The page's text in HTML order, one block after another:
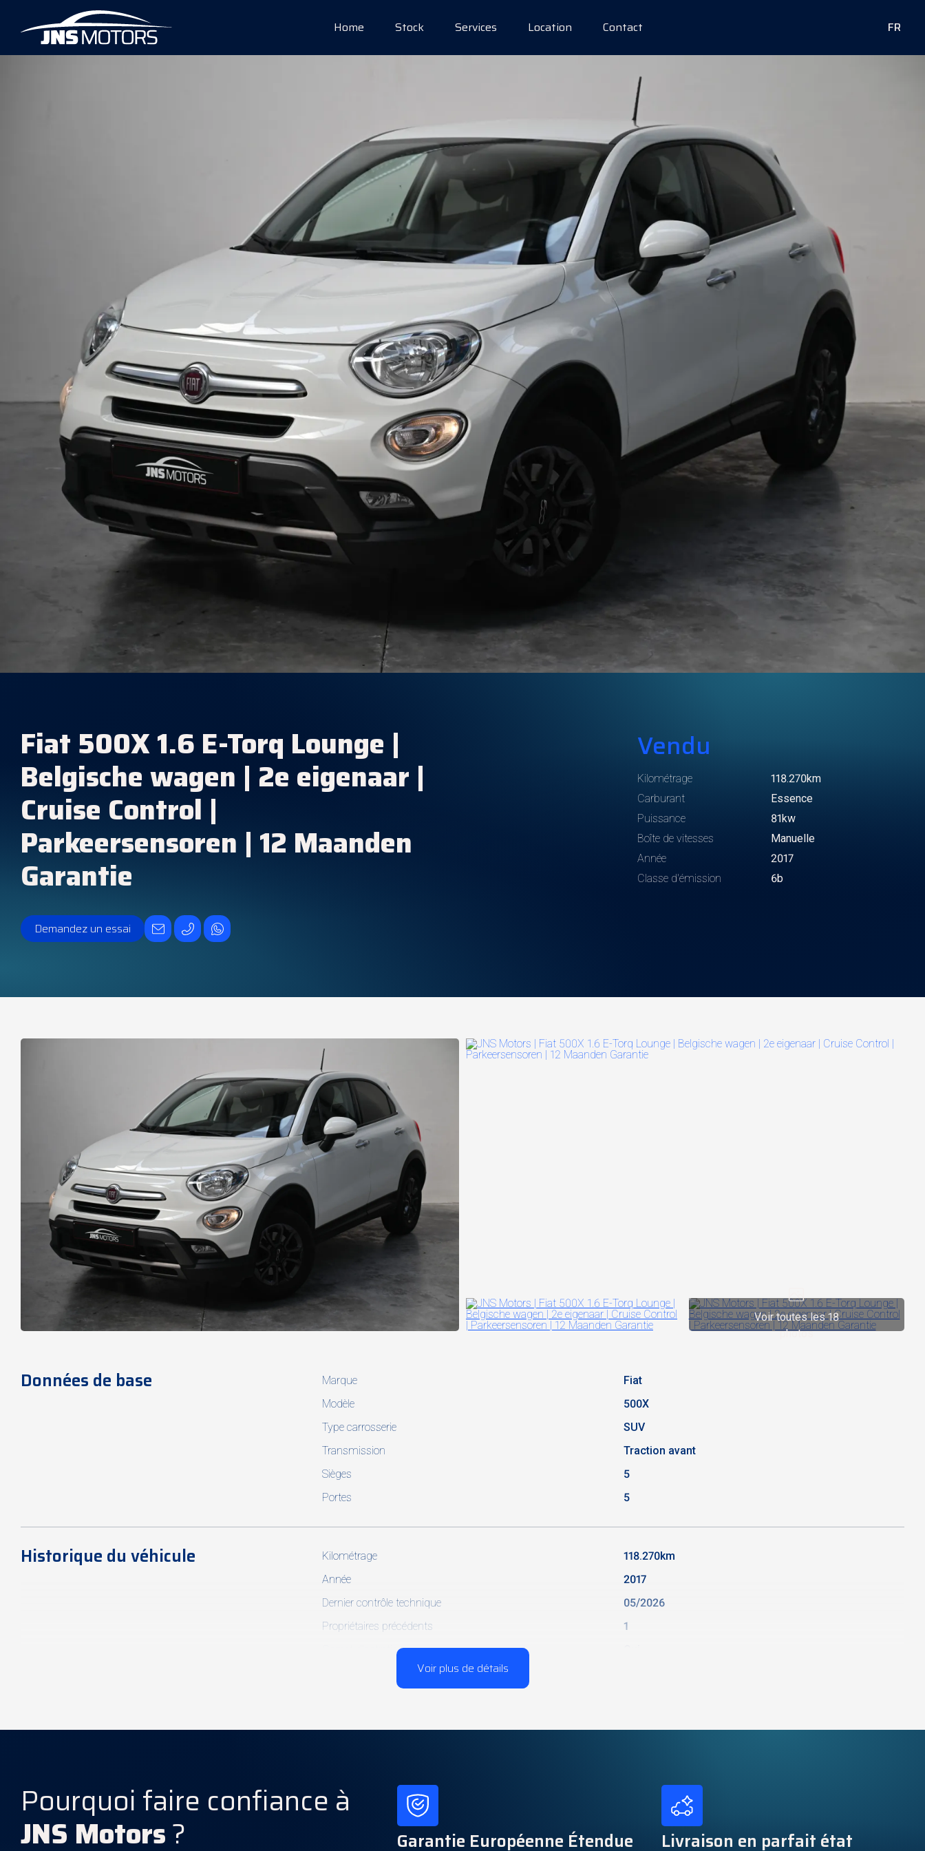
Home Stock Services Location Contact FR
Fiat 500X 1.6 E-Torq Lounge |
Belgische wagen | 2e eigenaar |
Cruise Control |
Parkeersensoren | 12 Maanden
Garantie
Demandez un essai
Vendu
Kilométrage
118.270km
Carburant
Essence
Puissance
81kw
Boîte de vitesses
Manuelle
Année
2017
Classe d'émission
6b
Voir toutes les 18
photos
Données de base Marque
Fiat
Modèle
500X
Type carrosserie
SUV
Transmission
Traction avant
Sièges
5
Portes
5
Historique du véhicule Kilométrage
118.270km
Année
2017
Dernier contrôle technique
05/2026
Propriétaires précédents
1
Carnet d'entretien
Boîte de vitesses
Manuelle
Cylindrée
1.598cm3
Voir plus de détails
Pourquoi faire confiance à
JNS Motors? Garantie Européenne Étendue Livraison en parfait état